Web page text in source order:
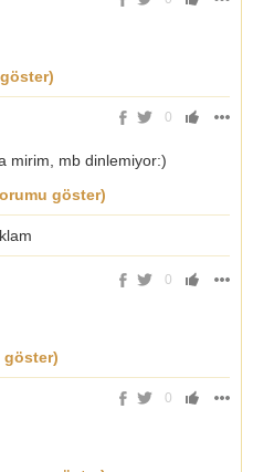
0
mirim, mb dinlemiyor:)
göster)
0
göster)
0